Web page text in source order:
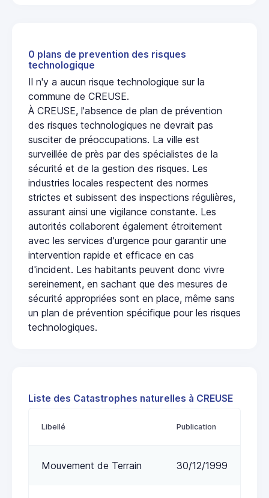
0 plans de prevention des risques
technologique
Il n'y a aucun risque technologique sur la
commune de CREUSE.
À CREUSE, l'absence de plan de prévention
des risques technologiques ne devrait pas
susciter de préoccupations. La ville est
surveillée de près par des spécialistes de la
sécurité et de la gestion des risques. Les
industries locales respectent des normes
strictes et subissent des inspections régulières,
assurant ainsi une vigilance constante. Les
autorités collaborent également étroitement
avec les services d'urgence pour garantir une
intervention rapide et efficace en cas
d'incident. Les habitants peuvent donc vivre
sereinement, en sachant que des mesures de
sécurité appropriées sont en place, même sans
un plan de prévention spécifique pour les risques
technologiques.
Liste des Catastrophes naturelles à CREUSE
Libellé Publication
Mouvement de Terrain 30/12/1999